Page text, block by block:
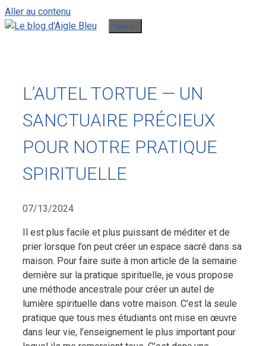
Aller au contenu
Menu
L’AUTEL TORTUE — UN
SANCTUAIRE PRÉCIEUX
POUR NOTRE PRATIQUE
SPIRITUELLE
07/13/2024
Il est plus facile et plus puissant de méditer et de
prier lorsque l’on peut créer un espace sacré dans sa
maison. Pour faire suite à mon article de la semaine
dernière sur la pratique spirituelle, je vous propose
une méthode ancestrale pour créer un autel de
lumière spirituelle dans votre maison. C’est la seule
pratique que tous mes étudiants ont mise en œuvre
dans leur vie, l’enseignement le plus important pour